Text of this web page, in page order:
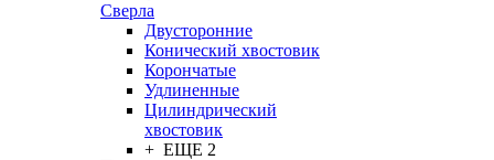
Сверла
Двусторонние
Конический хвостовик
Корончатые
Удлиненные
Цилиндрический
хвостовик
+ ЕЩЕ 2